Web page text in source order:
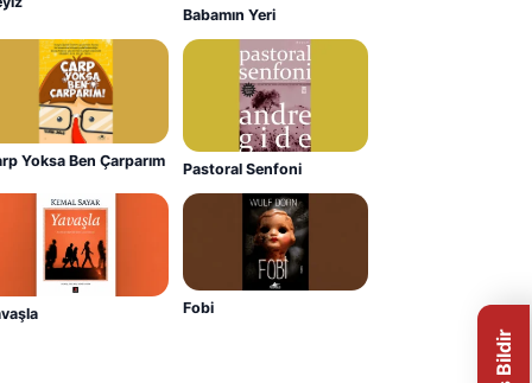
Babamın Yeri
Yoksa Ben Çarparım Pastoral Senfoni
Fobi